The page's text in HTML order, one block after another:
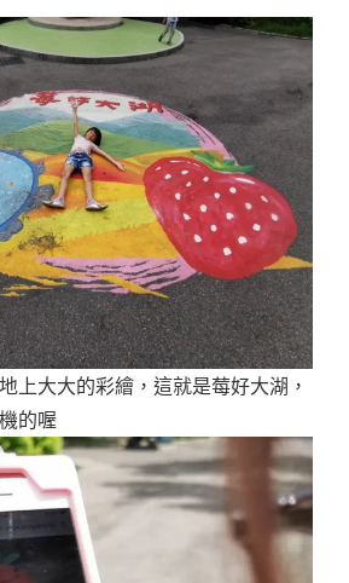
上大大的彩繪，這就是莓好大湖，
的喔